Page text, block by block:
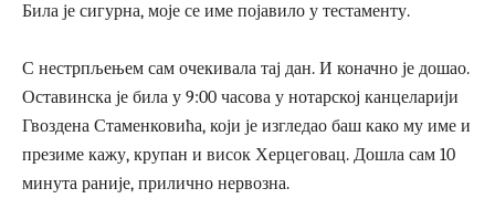
Била је сигурна, моје се име појавило у тестаменту.
С нестрпљењем сам очекивала тај дан. И коначно је дошао.
Оставинска је била у 9:00 часова у нотарској канцеларији
Гвоздена Стаменковића, који је изгледао баш како му име и
презиме кажу, крупан и висок Херцеговац. Дошла сам 10
минута раније, прилично нервозна.